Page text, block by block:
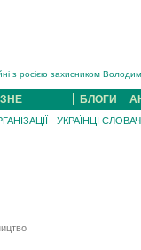
з росією захисником
Богданом Югасом, який
на Хустщині Юліана Гербея
Ігнат Роздяловський (ФОТО)...
БЛОГИ
УКРАЇНЦІ